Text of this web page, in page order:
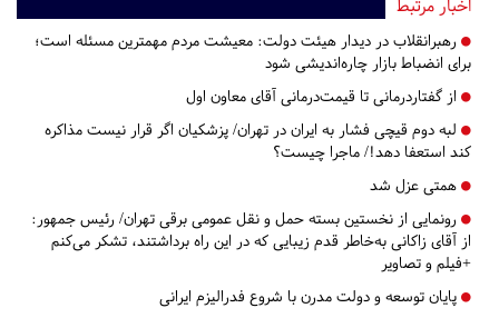
اخبار مرتبط
رهبرانقلاب در دیدار هیئت دولت: معیشت مردم مهمترین مسئله است؛
برای انضباط بازار چاره‌اندیشی شود
از گفتاردرمانی تا قیمت‌درمانی آقای معاون اول
لبه دوم قیچی فشار به ایران در تهران/ پزشکیان اگر قرار نیست مذاکره
کند استعفا دهد!/ ماجرا چیست؟
همتی عزل شد
رونمایی از نخستین بسته حمل و نقل عمومی برقی تهران/ رئیس جمهور:
از آقای زاکانی به‌خاطر قدم زیبایی که در این راه برداشتند، تشکر می‌کنم
+فیلم و تصاویر
پایان توسعه و دولت مدرن با شروع فدرالیزم ایرانی